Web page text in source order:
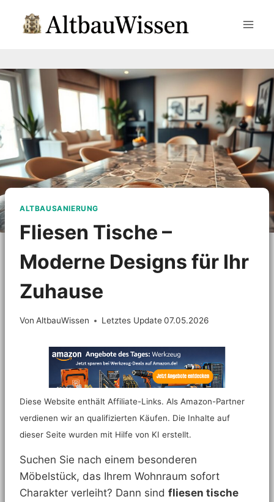
Inhalt
ALTBAUSANIERUNG
Fliesen Tische –
Moderne Designs für Ihr
Zuhause
Von AltbauWissen Letztes Update 07.05.2026
Diese Website enthält Affiliate-Links. Als Amazon-Partner
verdienen wir an qualifizierten Käufen. Die Inhalte auf
dieser Seite wurden mit Hilfe von KI erstellt.
Suchen Sie nach einem besonderen
Möbelstück, das Ihrem Wohnraum sofort
Charakter verleiht? Dann sind fliesen tische